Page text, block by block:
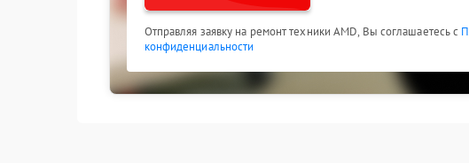
Отправляя заявку на ремонт техники AMD, Вы соглашаетесь с
конфиденциальности